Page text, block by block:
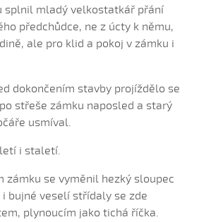
(Petra Hrubošová, 2004)
voják (Jakub Hrbáč, 2006)
žádná (Roman Kotil, 2004)
šohajku (Klaudie Čaňová, 2008)
splnil mladý velkostatkář přání
předchůdce, ne z úcty k němu,
ale pro klid a pokoj v zámku i
dokončením stavby projíždělo se
střeše zámku naposled a starý
usmíval.
i staletí.
zámku se vyměnil hezký sloupec
bujné veselí střídaly se zde
plynoucím jako tichá říčka.